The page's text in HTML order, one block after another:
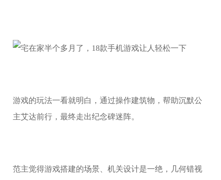
游戏的玩法一看就明白，通过操作建筑物，帮助沉默公
主艾达前行，最终走出纪念碑迷阵。
范主觉得游戏搭建的场景、机关设计是一绝，几何错视